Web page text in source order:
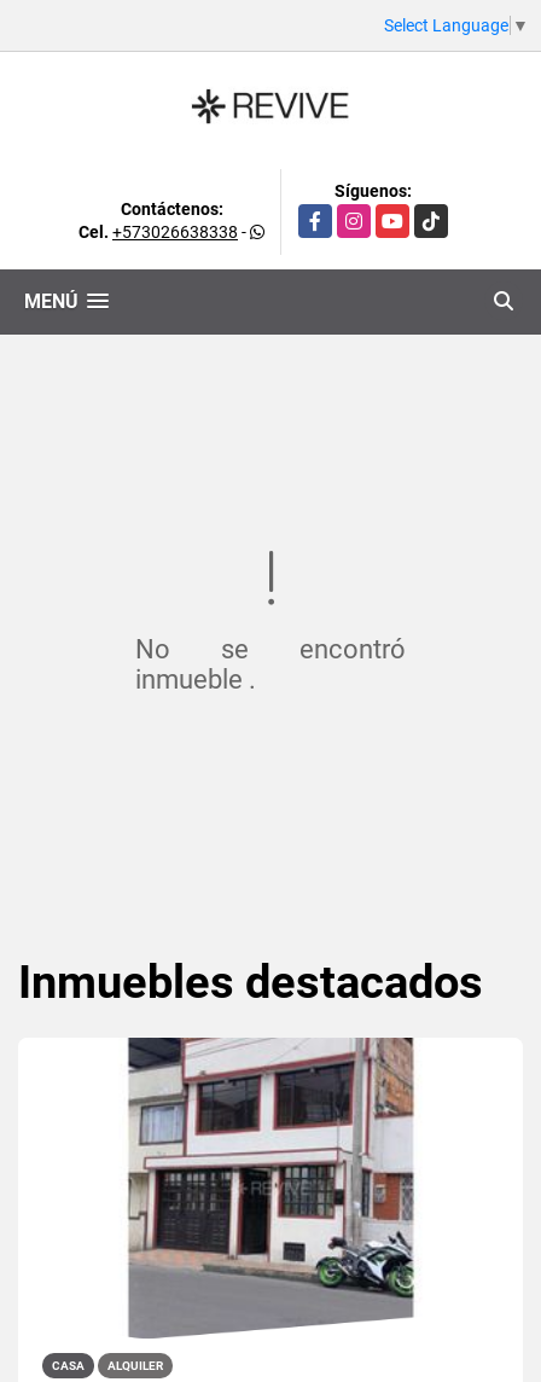
Select Language ▼
Contáctenos:
Cel. +573026638338 -
Síguenos:
FacebookInstagramYouTubeTikTok
MENÚ
No se encontró
inmueble .
Inmuebles destacados
CASA ALQUILER